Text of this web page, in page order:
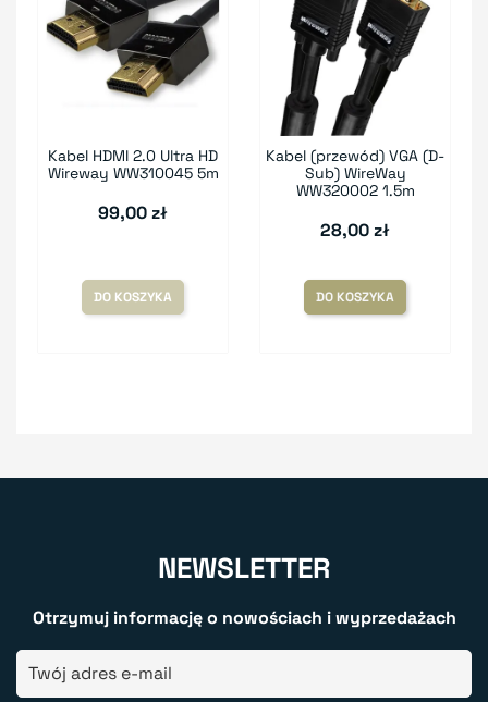
Kabel HDMI 2.0 Ultra HD
Wireway WW310045 5m
99,00 zł
DO KOSZYKA
Kabel (przewód) VGA (D-
Sub) WireWay
WW320002 1.5m
28,00 zł
DO KOSZYKA
NEWSLETTER
Otrzymuj informację o nowościach i wyprzedażach